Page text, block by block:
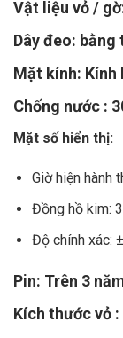
Vật liệu vỏ /
Dây đeo:
Mặt kính: Kính
Chống nước :
Mặt số hiển thị:
Giờ hiện hành
Đồng hồ kim:
Độ chính xác:
Pin: Trên 3
Kích thước vỏ